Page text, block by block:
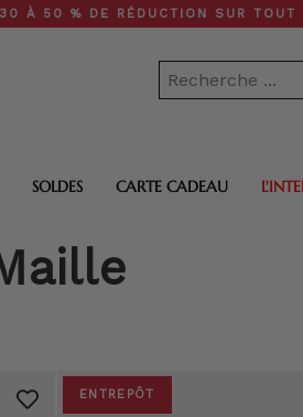
RÉDUCTION SUR TOUT LE SITE
SOLDES CARTE CADEAU
ENTREPÔT